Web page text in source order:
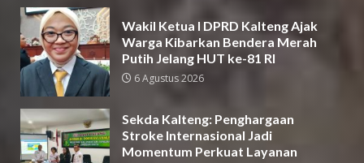
Wakil Ketua I DPRD Kalteng Ajak
Warga Kibarkan Bendera Merah
Putih Jelang HUT ke-81 RI
6 Agustus 2026
Sekda Kalteng: Penghargaan
Stroke Internasional Jadi
Momentum Perkuat Layanan